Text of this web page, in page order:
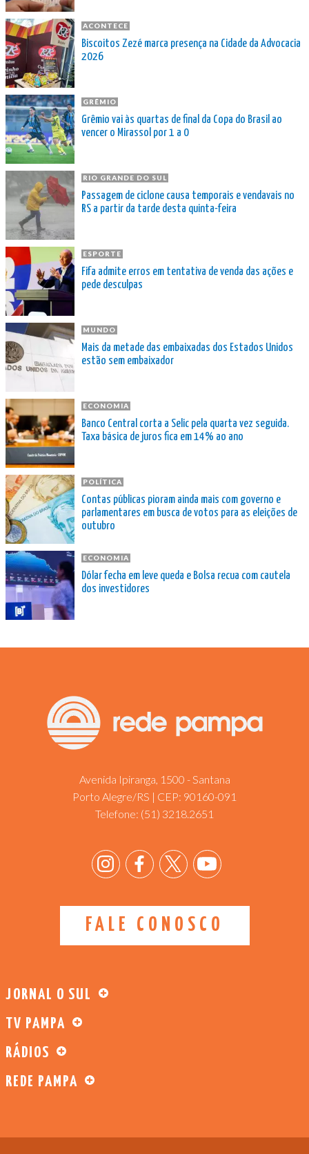
ACONTECE
Biscoitos Zezé marca presença na Cidade da Advocacia
2026
GRÊMIO
Grêmio vai às quartas de final da Copa do Brasil ao
vencer o Mirassol por 1 a 0
RIO GRANDE DO SUL
Passagem de ciclone causa temporais e vendavais no
RS a partir da tarde desta quinta-feira
ESPORTE
Fifa admite erros em tentativa de venda das ações e
pede desculpas
MUNDO
Mais da metade das embaixadas dos Estados Unidos
estão sem embaixador
ECONOMIA
Banco Central corta a Selic pela quarta vez seguida.
Taxa básica de juros fica em 14% ao ano
POLÍTICA
Contas públicas pioram ainda mais com governo e
parlamentares em busca de votos para as eleições de
outubro
ECONOMIA
Dólar fecha em leve queda e Bolsa recua com cautela
dos investidores
Avenida Ipiranga, 1500 - Santana
Porto Alegre/RS | CEP: 90160-091
Telefone: (51) 3218.2651
FALE CONOSCO
JORNAL O SUL
TV PAMPA
RÁDIOS
REDE PAMPA